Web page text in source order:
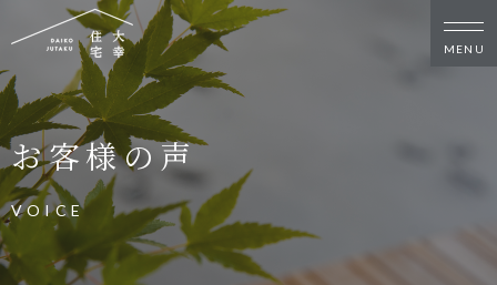
新築・リノベをお考えの方
家づくりの考え方
施工事例
モデルハウス
リフォーム・リノベーション
お客様の声
VOICE